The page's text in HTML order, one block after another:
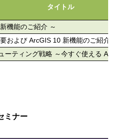
タイトル
機能のご紹介 ～
および ArcGIS 10 新機能のご紹介
ーティング戦略 ～今すぐ使える
ミナー